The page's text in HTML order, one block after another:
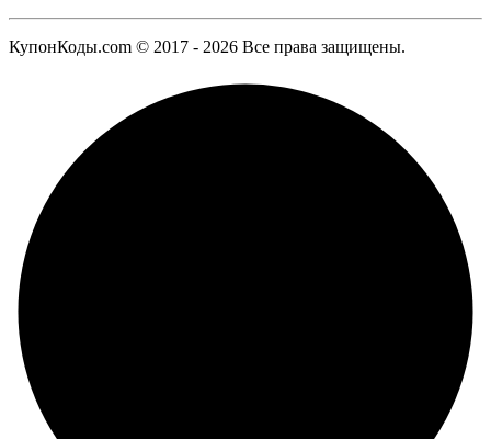
КупонКоды.com © 2017 - 2026 Все права защищены.